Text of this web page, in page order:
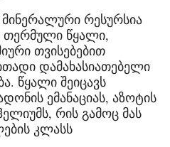
რესურსია
წყალი,
თვისებებით
დამახასიათებელი
წყალი შეიცავს
ემანაციას, აზოტის
რის გამოც მას
კლასს